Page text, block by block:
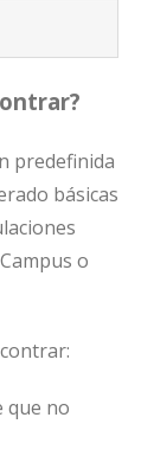
predefinida
básicas
o
que no